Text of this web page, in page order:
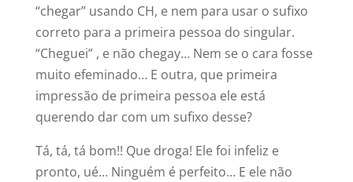
“chegar” usando CH, e nem para usar o sufixo
correto para a primeira pessoa do singular.
“Cheguei” , e não chegay… Nem se o cara fosse
muito efeminado… E outra, que primeira
impressão de primeira pessoa ele está
querendo dar com um sufixo desse?
Tá, tá, tá bom!! Que droga! Ele foi infeliz e
pronto, ué… Ninguém é perfeito… E ele não